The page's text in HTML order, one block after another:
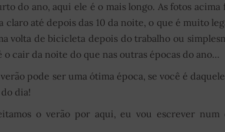
do ano, aqui ele é o mais longo. As fotos acima
até depois das 10 da noite, o que é muito
volta de bicicleta depois do trabalho ou
cair da noite do que nas outras épocas do ano…
pode ser uma ótima época, se você é
dia!
o verão por aqui, eu vou escrever num